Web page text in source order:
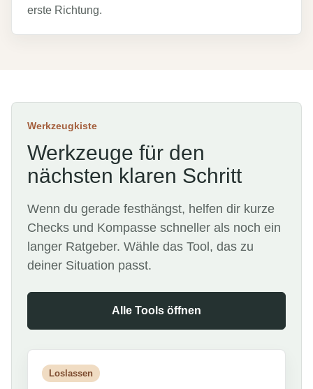
erste Richtung.
Werkzeugkiste
Werkzeuge für den
nächsten klaren Schritt
Wenn du gerade festhängst, helfen dir kurze
Checks und Kompasse schneller als noch ein
langer Ratgeber. Wähle das Tool, das zu
deiner Situation passt.
Alle Tools öffnen
Loslassen